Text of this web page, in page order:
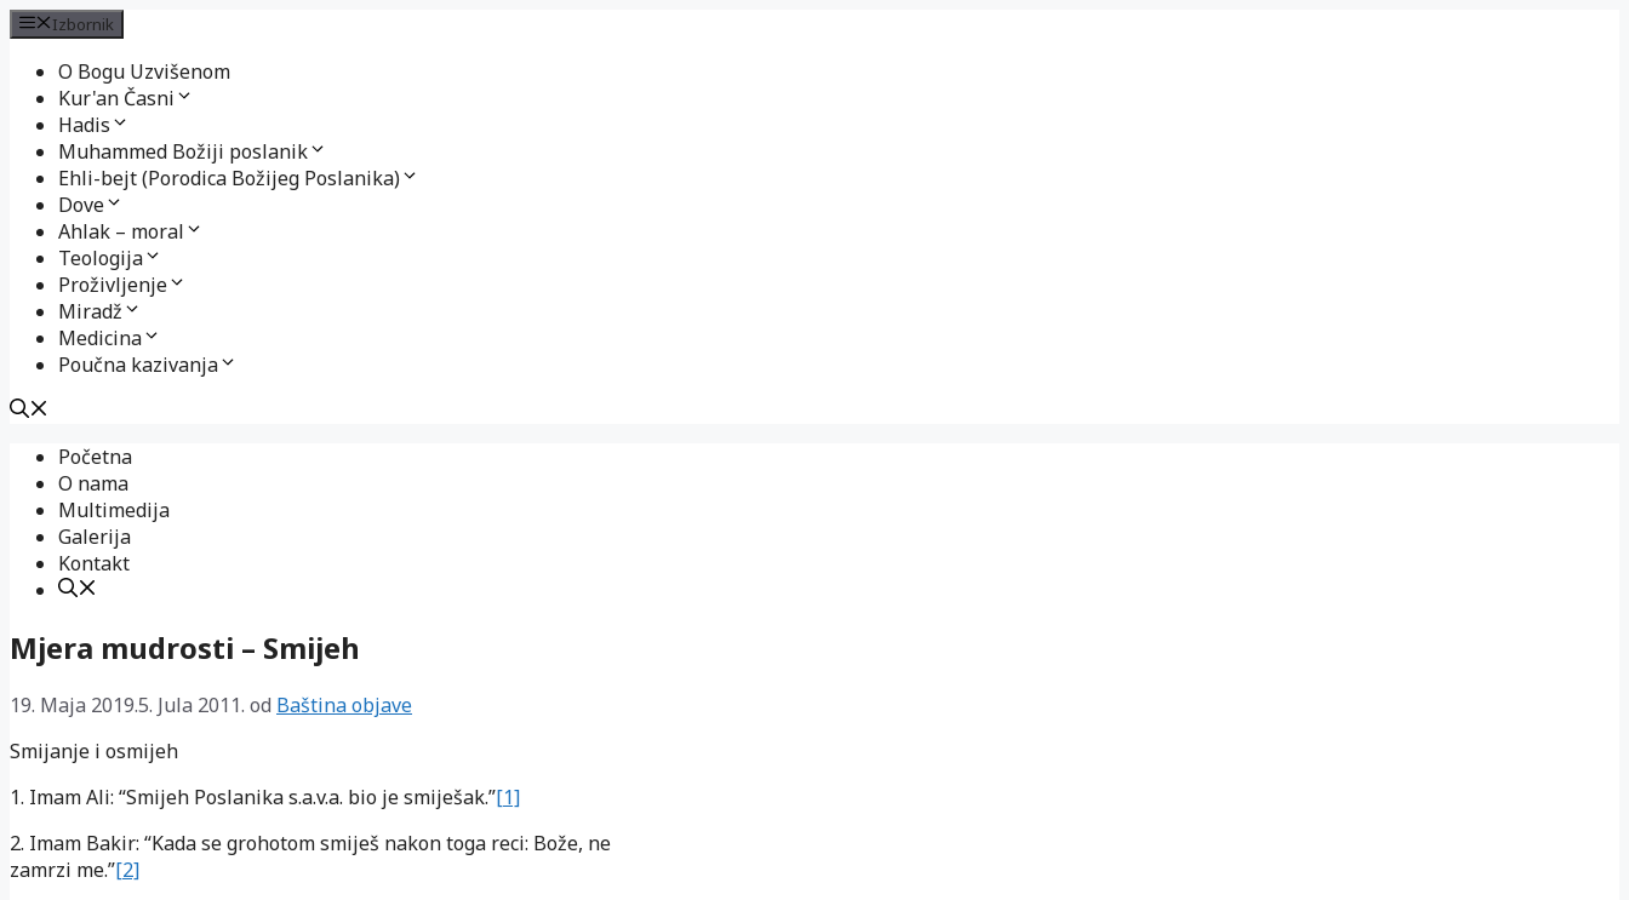
Izbornik
O Bogu Uzvišenom
Kur'an Časni
Hadis
Muhammed Božiji poslanik
Ehli-bejt (Porodica Božijeg Poslanika)
Dove
Ahlak – moral
Teologija
Proživljenje
Miradž
Medicina
Poučna kazivanja
sadržaj
Početna
O nama
Multimedija
Galerija
Kontakt
Mjera mudrosti – Smijeh
19. Maja 2019.5. Jula 2011. od Baština objave
Smijanje i osmijeh
1. Imam Ali: “Smijeh Poslanika s.a.v.a. bio je smiješak.”[1]
2. Imam Bakir: “Kada se grohotom smiješ nakon toga reci: Bože, ne
zamrzi me.”[2]